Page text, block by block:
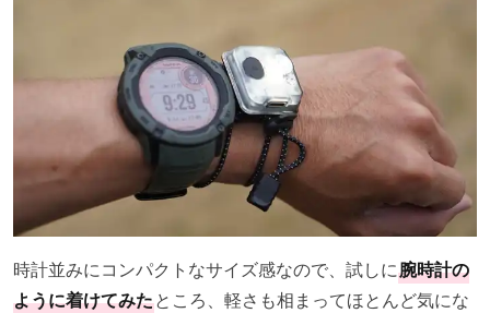
時計並みにコンパクトなサイズ感なので、試しに腕時計の
ように着けてみたところ、軽さも相まってほとんど気にな